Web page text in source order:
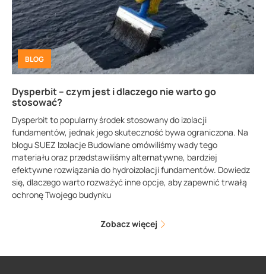
BLOG
Dysperbit – czym jest i dlaczego nie warto go
stosować?
Dysperbit to popularny środek stosowany do izolacji
fundamentów, jednak jego skuteczność bywa ograniczona. Na
blogu SUEZ Izolacje Budowlane omówiliśmy wady tego
materiału oraz przedstawiliśmy alternatywne, bardziej
efektywne rozwiązania do hydroizolacji fundamentów. Dowiedz
się, dlaczego warto rozważyć inne opcje, aby zapewnić trwałą
ochronę Twojego budynku
Zobacz więcej